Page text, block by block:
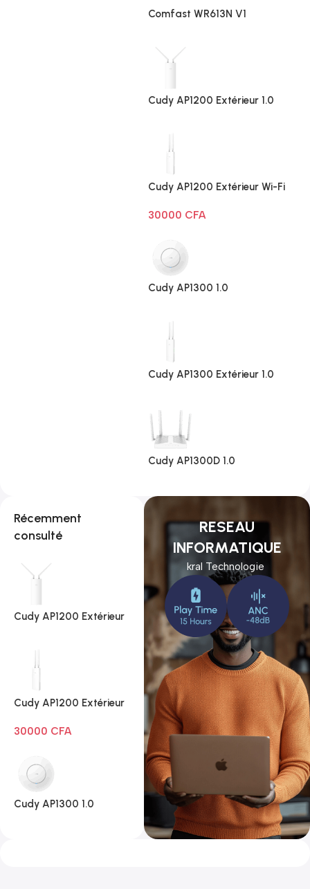
Récemment
consulté
Cudy AP1200 Extérieur
Cudy AP1200 Extérieur
30000 CFA
Cudy AP1300 1.0
RESEAU
INFORMATIQUE
kral Technologie
Comfast WR613N V1
Cudy AP1200 Extérieur 1.0
Cudy AP1200 Extérieur Wi-Fi
30000 CFA
Cudy AP1300 1.0
Cudy AP1300 Extérieur 1.0
Cudy AP1300D 1.0